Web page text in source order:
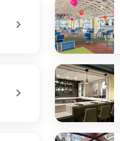
undefined The
undefined